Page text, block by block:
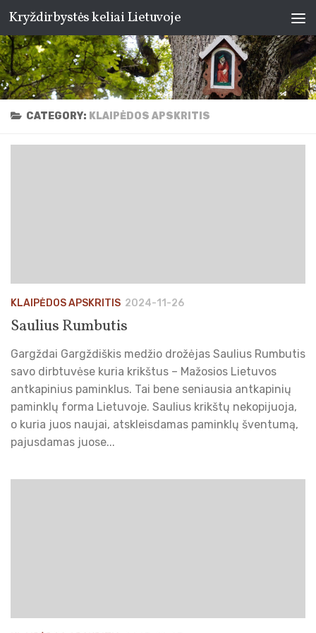
Skip to content
Kryždirbystės keliai Lietuvoje
CATEGORY: KLAIPĖDOS APSKRITIS
KLAIPĖDOS APSKRITIS 2024-11-26
Saulius Rumbutis
Gargždai Gargždiškis medžio drožėjas Saulius Rumbutis
savo dirbtuvėse kuria krikštus – Mažosios Lietuvos
antkapinius paminklus. Tai bene seniausia antkapinių
paminklų forma Lietuvoje. Saulius krikštų nekopijuoja,
o kuria juos naujai, atskleisdamas paminklų šventumą,
pajusdamas juose...